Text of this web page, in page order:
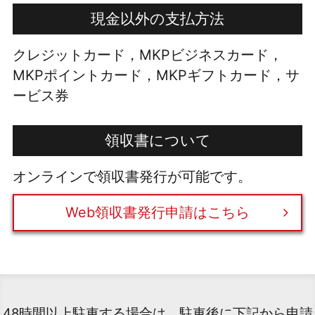
現金以外の支払方法
クレジットカード，MKPビジネスカード，
MKPポイントカード，MKPギフトカード，サ
ービス券
領収書について
オンラインで領収書発行が可能です。
Web領収書発行申請はこちら